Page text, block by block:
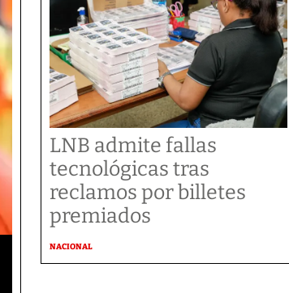
LNB admite fallas
tecnológicas tras
reclamos por billetes
premiados
NACIONAL